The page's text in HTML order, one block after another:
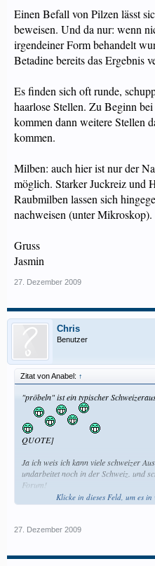
Einen Befall von Pilzen lässt
beweisen. Und da nur: wenn
irgendeiner Form behandelt
Betadine bereits das Ergebnis
Es finden sich oft runde,
haarlose Stellen. Zu Beginn
kommen dann weitere Stellen
kommen.
Milben: auch hier ist nur der
möglich. Starker Juckreiz und
Raubmilben lassen sich
nachweisen (unter Mikroskop).
Gruss
Jasmin
27. Dezember 2009
Chris
Benutzer
Zitat von Anabel: ↑
"pröbeln" ist ein typischer
QUOTE]
Ja ich weis ich kann viele schweizer
undarbeitet noch in der Schweiz. und
Forum!
Gruss Chris
Klicke in dieses Feld, um es
27. Dezember 2009